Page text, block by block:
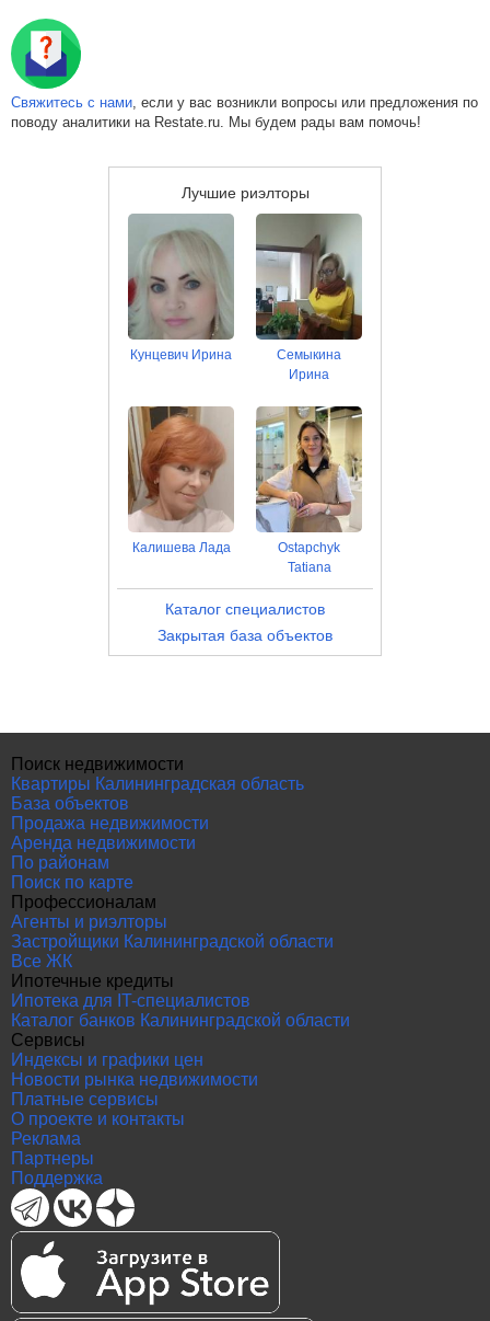
Свяжитесь с нами, если у вас возникли вопросы или предложения по
поводу аналитики на Restate.ru. Мы будем рады вам помочь!
Лучшие риэлторы
Кунцевич Ирина
Семыкина
Ирина
Калишева Лада
Ostapchyk
Tatiana
Каталог специалистов
Закрытая база объектов
Поиск недвижимости
Квартиры Калининградская область
База объектов
Продажа недвижимости
Аренда недвижимости
По районам
Поиск по карте
Профессионалам
Агенты и риэлторы
Застройщики Калининградской области
Все ЖК
Ипотечные кредиты
Ипотека для IT-специалистов
Каталог банков Калининградской области
Сервисы
Индексы и графики цен
Новости рынка недвижимости
Платные сервисы
О проекте и контакты
Реклама
Партнеры
Поддержка